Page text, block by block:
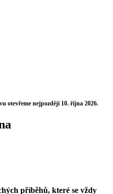
otevřeme nejpozději 10. října 2026.
příběhů, které se vždy